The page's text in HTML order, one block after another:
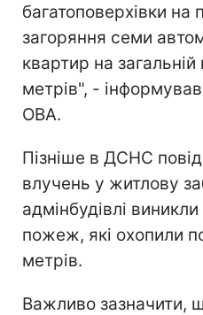
багатоповерхівки на
загоряння семи
квартир на
метрів", -
ОВА.
Пізніше в ДСНС
влучень у житлову
адмінбудівлі
пожеж, які охопили
метрів.
Важливо зазначити,